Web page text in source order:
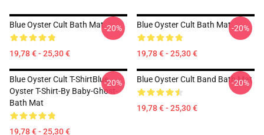
Blue Oyster Cult Bath Mat
19,78 € - 25,30 €
-20% Blue Oyster Cult Bath Mat
19,78 € - 25,30 €
-20%
Blue Oyster Cult T-ShirtBlue
Oyster T-Shirt-By Baby-Ghost-
Bath Mat
19,78 € - 25,30 €
-20% Blue Oyster Cult Band Bath Mat
19,78 € - 25,30 €
-20%